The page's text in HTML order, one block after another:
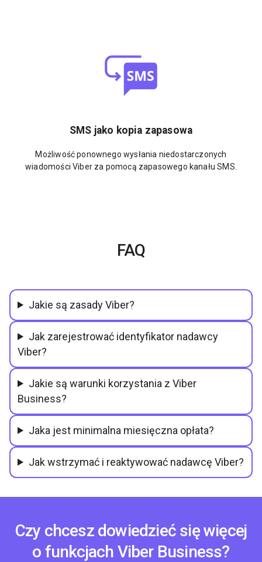
SMS jako kopia zapasowa
Możliwość ponownego wysłania niedostarczonych
wiadomości Viber za pomocą zapasowego kanału SMS.
FAQ
Jakie są zasady Viber?
Jak zarejestrować identyfikator nadawcy
Viber?
Jakie są warunki korzystania z Viber
Business?
Jaka jest minimalna miesięczna opłata?
Jak wstrzymać i reaktywować nadawcę Viber?
Czy chcesz dowiedzieć się więcej
o funkcjach Viber Business?